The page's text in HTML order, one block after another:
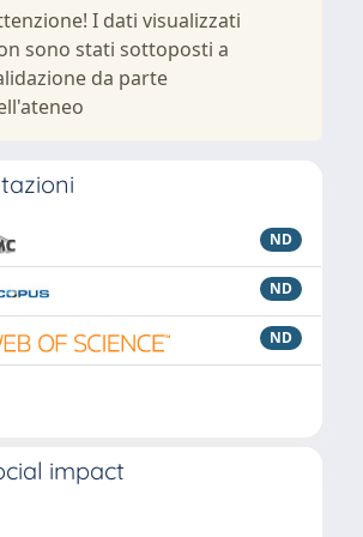
I dati visualizzati
sono stati sottoposti a
da parte
ND
ND
ND
impact